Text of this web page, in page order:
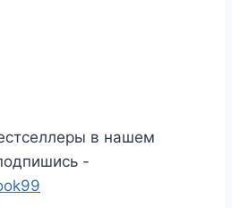
в нашем
-